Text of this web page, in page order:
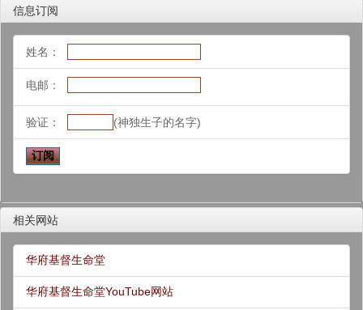
信息订阅
姓名：
电邮：
验证： (神独生子的名字)
相关网站
华府基督生命堂
华府基督生命堂YouTube网站